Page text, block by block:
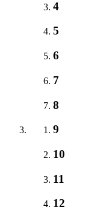
4
5
6
7
8
9
10
11
12